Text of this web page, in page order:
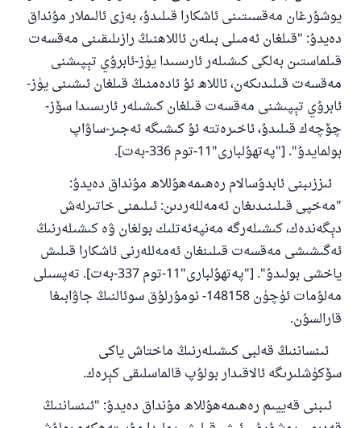
يوشۇرغان مەقسىتىنى ئاشكارا قىلىدۇ، بەزى ئالىملار مۇنداق
دەيدۇ: "قىلغان ئەمىلى بىلەن ئاللاھنىڭ رازىلىقىنى مەقسەت
قىلماستىن بەلكى كىشىلەر ئارىسىدا يۈز-ئابرۇي تېپىشنى
مەقسەت قىلىدىكەن، ئاللاھ ئۇ ئادەمنىڭ قىلغان ئىشىنى يۈز-
ئابرۇي تېپىشنى مەقسەت قىلغان كىشىلەر ئارىسىدا سۆز-
چۆچەك قىلىدۇ، ئاخىرەتتە ئۇ كىشىگە ئەجىر-ساۋاپ
بولمايدۇ". ["پەتھۇلبارى"11-توم 336-بەت].
ئىززىبنى ئابدۇسالام رەھىمەھۇللاھ مۇنداق دەيدۇ:
"مەخپى قىلىنىدىغان ئەمەللەردىن: ئىلىمنى خاتىرلەش
دېگەندەك، كىشىلەرگە مەنپەئەتلىك بولغان ۋە كىشىلەرنىڭ
ئەگىشىشى مەقسەت قىلىنغان ئەمەللەرنى ئاشكارا قىلىش
ياخشى بولىدۇ". ["پەتھۇلبارى"11-توم 337-بەت]. تەپسىلى
مەلۇمات ئۈچۈن 148158- نومۇرلۇق سوئالنىڭ جاۋابىغا
قارالسۇن.
ئىنساننىڭ قەلبى كىشىلەرنىڭ ماختاش ياكى
سۆكۈشلىرىگە ئالاقىدار بولۇپ قالماسلىقى كېرەك.
ئىبنى قەييىم رەھىمەھۇللاھ مۇنداق دەيدۇ: "ئىنساننىڭ